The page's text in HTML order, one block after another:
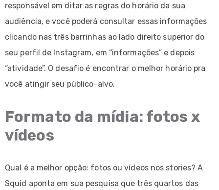
responsável em ditar as regras do horário da sua
audiência, e você poderá consultar essas informações
clicando nas três barrinhas ao lado direito superior do
seu perfil de Instagram, em “informações” e depois
“atividade”. O desafio é encontrar o melhor horário pra
você atingir seu público-alvo.
Formato da mídia: fotos x
vídeos
Qual é a melhor opção: fotos ou vídeos nos stories? A
Squid aponta em sua pesquisa que três quartos das